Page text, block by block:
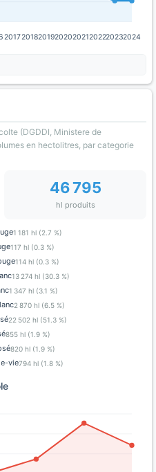
20172018201920202021202220232024
(DGDDI, Ministere de
en hectolitres, par categorie
46 795
hl produits
1 181 hl (2.7 %)
117 hl (0.3 %)
114 hl (0.3 %)
13 274 hl (30.3 %)
1 347 hl (3.1 %)
2 870 hl (6.5 %)
22 502 hl (51.3 %)
855 hl (1.9 %)
820 hl (1.9 %)
vie794 hl (1.8 %)